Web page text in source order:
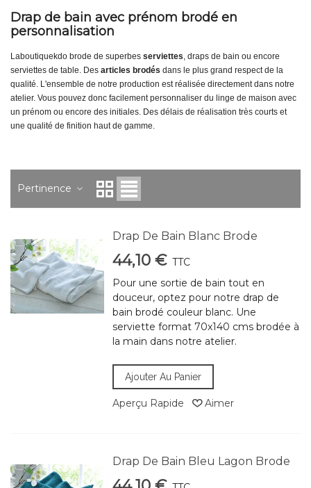
Drap de bain avec prénom brodé en
personnalisation
Laboutiquekdo brode de superbes serviettes, draps de bain ou encore
serviettes de table. Des articles brodés dans le plus grand respect de la
qualité. L'ensemble de notre production est réalisée directement dans notre
atelier. Vous pouvez donc facilement personnaliser du linge de maison avec
un prénom ou encore des initiales. Des délais de réalisation très courts et
une qualité de finition haut de gamme.
Pertinence
Drap De Bain Blanc Brode
44,10 € TTC
Pour une sortie de bain tout en
douceur, optez pour notre drap de
bain brodé couleur blanc. Une
serviette format 70x140 cms brodée à
la main dans notre atelier.
Ajouter Au Panier
Aperçu Rapide Aimer
Drap De Bain Bleu Lagon Brode